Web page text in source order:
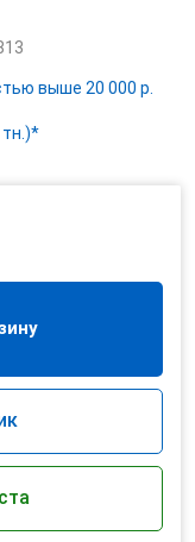
выше 20 000 р.
тн.)*